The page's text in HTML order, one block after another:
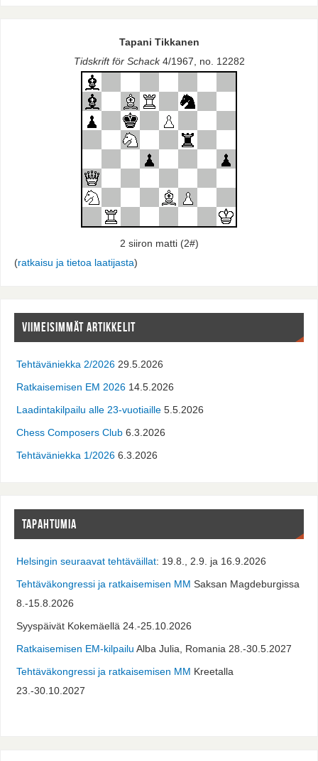
Tapani Tikkanen
Tidskrift för Schack4/1967, no. 12282
2 siiron matti (2#)
(ratkaisu ja tietoa laatijasta)
VIIMEISIMMÄT ARTIKKELIT
Tehtäväniekka 2/2026 29.5.2026
Ratkaisemisen EM 2026 14.5.2026
Laadintakilpailu alle 23-vuotiaille 5.5.2026
Chess Composers Club 6.3.2026
Tehtäväniekka 1/2026 6.3.2026
TAPAHTUMIA
Helsingin seuraavat tehtäväillat: 19.8., 2.9. ja 16.9.2026
Tehtäväkongressi ja ratkaisemisen MM Saksan Magdeburgissa
8.-15.8.2026
Syyspäivät Kokemäellä 24.-25.10.2026
Ratkaisemisen EM-kilpailu Alba Julia, Romania 28.-30.5.2027
Tehtäväkongressi ja ratkaisemisen MM Kreetalla
23.-30.10.2027